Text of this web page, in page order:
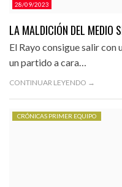
28/09/2023
LA MALDICIÓN DEL MEDIO
El Rayo consigue salir
un partido a cara…
CONTINUAR LEYENDO →
CRÓNICAS PRIMER EQUIPO